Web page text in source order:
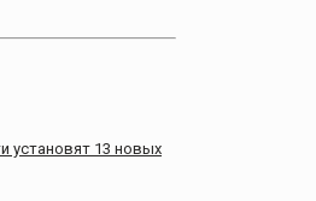
установят 13 новых